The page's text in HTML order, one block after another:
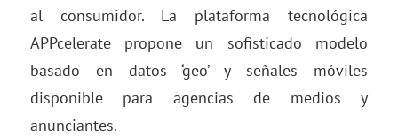
al consumidor. La plataforma tecnológica
APPcelerate propone un sofisticado modelo
basado en datos ‘geo’ y señales móviles
disponible para agencias de medios y
anunciantes.